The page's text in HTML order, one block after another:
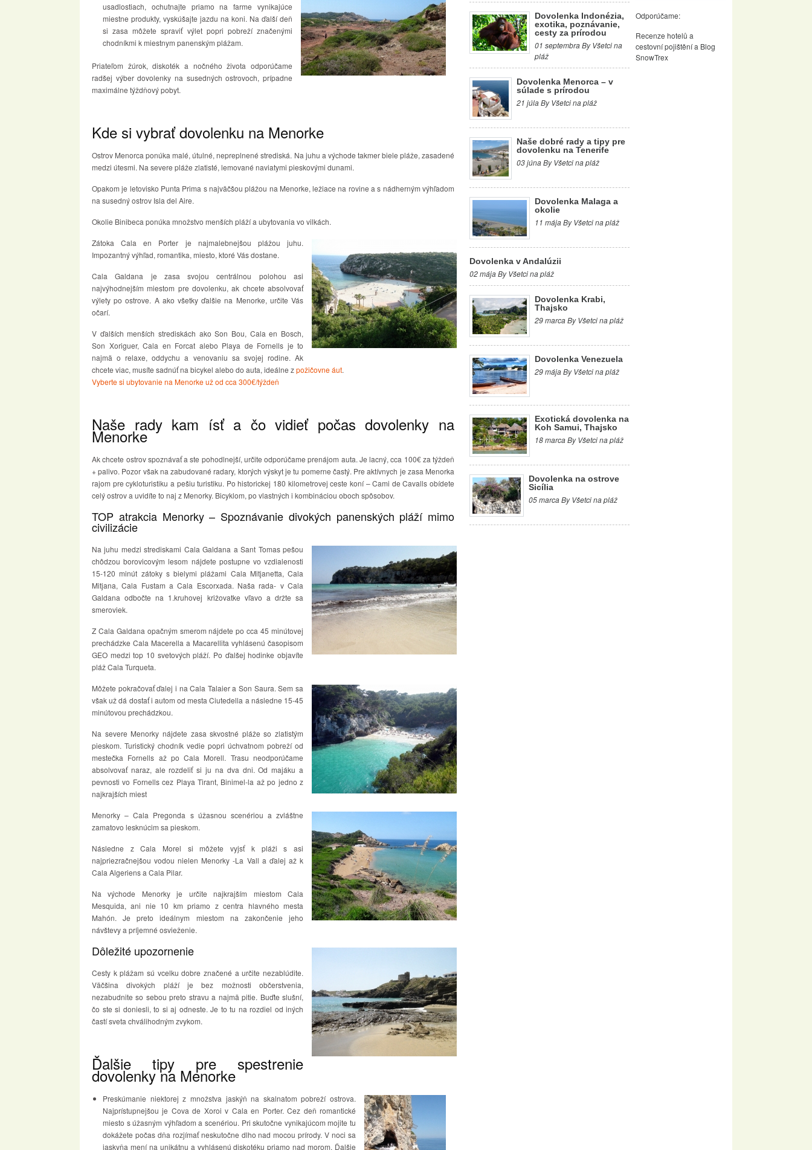
usadlostiach, ochutnajte priamo na farme vynikajúce
miestne produkty, vyskúšajte jazdu na koni. Na ďalší deň
si zasa môžete spraviť výlet popri pobreží značenými
chodníkmi k miestnym panenským plážam.
Priateľom žúrok, diskoték a nočného života odporúčame
radšej výber dovolenky na susedných ostrovoch, prípadne
maximálne týždňový pobyt.
Kde si vybrať dovolenku na Menorke
Ostrov Menorca ponúka malé, útulné, nepreplnené strediská. Na juhu a východe takmer biele pláže, zasadené
medzi útesmi. Na severe pláže zlatisté, lemované naviatymi pieskovými dunami.
Opakom je letovisko Punta Prima s najväčšou plážou na Menorke, ležiace na rovine a s nádherným výhľadom
na susedný ostrov Isla del Aire.
Okolie Binibeca ponúka množstvo menších pláží a ubytovania vo vilkách.
Zátoka Cala en Porter je najmalebnejšou plážou juhu.
Impozantný výhľad, romantika, miesto, ktoré Vás dostane.
Cala Galdana je zasa svojou centrálnou polohou asi
najvýhodnejším miestom pre dovolenku, ak chcete absolvovať
výlety po ostrove. A ako všetky ďalšie na Menorke, určite Vás
očarí.
V ďalších menších strediskách ako Son Bou, Cala en Bosch,
Son Xoriguer, Cala en Forcat alebo Playa de Fornells je to
najmä o relaxe, oddychu a venovaniu sa svojej rodine. Ak
chcete viac, musíte sadnúť na bicykel alebo do auta, ideálne zpožičovne áut.
Vyberte si ubytovanie na Menorke už od cca 300€/týždeň
Naše rady kam ísť a čo vidieť počas dovolenky na
Menorke
Ak chcete ostrov spoznávať a ste pohodlnejší, určite odporúčame prenájom auta. Je lacný, cca 100€ za týždeň
+ palivo. Pozor však na zabudované radary, ktorých výskyt je tu pomerne častý. Pre aktívnych je zasa Menorka
rajom pre cykloturistiku a pešiu turistiku. Po historickej 180 kilometrovej ceste koní – Cami de Cavalls obídete
celý ostrov a uvidíte to naj z Menorky. Bicyklom, po vlastných i kombináciou oboch spôsobov.
TOP atrakcia Menorky – Spoznávanie divokých panenských pláží mimo
civilizácie
Na juhu medzi strediskami Cala Galdana a Sant Tomas pešou
chôdzou borovicovým lesom nájdete postupne vo vzdialenosti
15-120 minút zátoky s bielymi plážami Cala Mitjanetta, Cala
Mitjana, Cala Fustam a Cala Escorxada. Naša rada- v Cala
Galdana odbočte na 1.kruhovej križovatke vľavo a držte sa
smeroviek.
Z Cala Galdana opačným smerom nájdete po cca 45 minútovej
prechádzke Cala Macerella a Macarellita vyhlásenú časopisom
GEO medzi top 10 svetových pláží. Po ďalšej hodinke objavíte
pláž Cala Turqueta.
Môžete pokračovať ďalej i na Cala Talaier a Son Saura. Sem sa
však už dá dostať i autom od mesta Ciutedella a následne 15-45
minútovou prechádzkou.
Na severe Menorky nájdete zasa skvostné pláže so zlatistým
pieskom. Turistický chodník vedie popri úchvatnom pobreží od
mestečka Fornells až po Cala Morell. Trasu neodporúčame
absolvovať naraz, ale rozdeliť si ju na dva dni. Od majáku a
pevnosti vo Fornells cez Playa Tirant, Binimel-la až po jedno z
najkrajších miest
Menorky – Cala Pregonda s úžasnou scenériou a zvláštne
zamatovo lesknúcim sa pieskom.
Následne z Cala Morel si môžete vyjsť k pláži s asi
najpriezračnejšou vodou nielen Menorky -La Vall a ďalej až k
Cala Algeriens a Cala Pilar.
Na východe Menorky je určite najkrajším miestom Cala
Mesquida, ani nie 10 km priamo z centra hlavného mesta
Mahón. Je preto ideálnym miestom na zakončenie jeho
návštevy a príjemné osvieženie.
Dôležité upozornenie
Cesty k plážam sú vcelku dobre značené a určite nezablúdite.
Väčšina divokých pláží je bez možnosti občerstvenia,
nezabudnite so sebou preto stravu a najmä pitie. Buďte slušní,
čo ste si doniesli, to si aj odneste. Je to tu na rozdiel od iných
častí sveta chválihodným zvykom.
Ďalšie tipy pre spestrenie
dovolenky na Menorke
Preskúmanie niektorej z množstva jaskýň na skalnatom pobreží ostrova.
Najprístupnejšou je Cova de Xoroi v Cala en Porter. Cez deň romantické
miesto s úžasným výhľadom a scenériou. Pri skutočne vynikajúcom mojite tu
dokážete počas dňa rozjímať neskutočne dlho nad mocou prírody. V noci sa
jaskyňa mení na unikátnu a vyhlásenú diskotéku priamo nad morom. Ďalšie
Dovolenka Indonézia,
exotika, poznávanie,
cesty za prírodou
01 septembra By Všetci na
pláž
Dovolenka Menorca – v
súlade s prírodou
21 júla By Všetci na pláž
Naše dobré rady a tipy pre
dovolenku na Tenerife
03 júna By Všetci na pláž
Dovolenka Malaga a
okolie
11 mája By Všetci na pláž
Dovolenka v Andalúzii
02 mája By Všetci na pláž
Dovolenka Krabi,
Thajsko
29 marca By Všetci na pláž
Dovolenka Venezuela
29 mája By Všetci na pláž
Exotická dovolenka na
Koh Samui, Thajsko
18 marca By Všetci na pláž
Dovolenka na ostrove
Sicília
05 marca By Všetci na pláž
Odporúčame:
Recenze hotelů a
cestovní pojištěnía Blog
SnowTrex